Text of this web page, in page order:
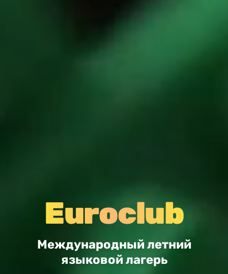
Euroclub
Международный летний
языковой лагерь